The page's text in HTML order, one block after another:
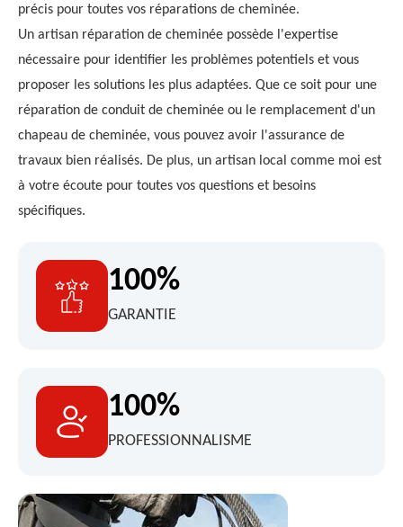
précis pour toutes vos réparations de cheminée.
Un artisan réparation de cheminée possède l'expertise
nécessaire pour identifier les problèmes potentiels et vous
proposer les solutions les plus adaptées. Que ce soit pour une
réparation de conduit de cheminée ou le remplacement d'un
chapeau de cheminée, vous pouvez avoir l'assurance de
travaux bien réalisés. De plus, un artisan local comme moi est
à votre écoute pour toutes vos questions et besoins
spécifiques.
100%
GARANTIE
100%
PROFESSIONNALISME